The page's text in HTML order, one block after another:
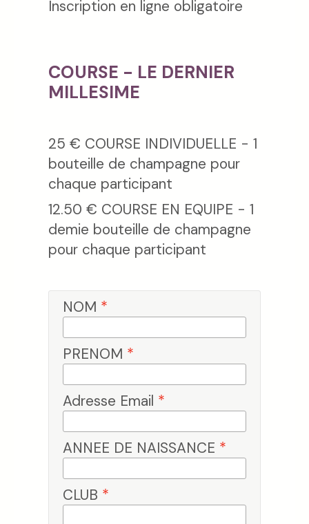
Inscription en ligne obligatoire
COURSE - LE DERNIER
MILLESIME
25 € COURSE INDIVIDUELLE - 1
bouteille de champagne pour
chaque participant
12.50 € COURSE EN EQUIPE - 1
demie bouteille de champagne
pour chaque participant
NOM *
PRENOM *
Adresse Email *
ANNEE DE NAISSANCE *
CLUB *